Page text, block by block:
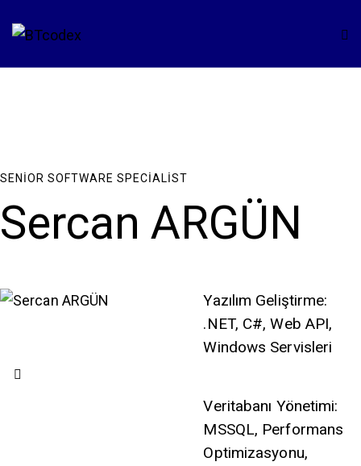
SENIOR SOFTWARE SPECIALIST
Sercan ARGÜN
Yazılım Geliştirme:
.NET, C#, Web API,
Windows Servisleri
Veritabanı Yönetimi:
MSSQL, Performans
Optimizasyonu,